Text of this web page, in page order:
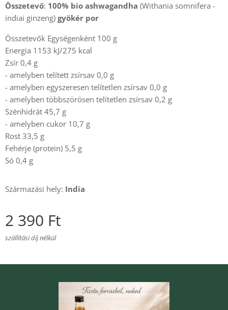
Összetevő: 100% bio ashwagandha (Withania somnifera -
indiai ginzeng) gyökér por
Összetevők Egységenként 100 g
Energia 1153 kJ/275 kcal
Zsír 0,4 g
- amelyben telített zsírsav 0,0 g
- amelyben egyszeresen telítetlen zsírsav 0,0 g
- amelyben többszörösen telítetlen zsírsav 0,2 g
Szénhidrát 45,7 g
- amelyben cukor 10,7 g
Rost 33,5 g
Fehérje (protein) 5,5 g
Só 0,4 g
Származási hely: India
2 390 Ft
szállítási díj nélkül